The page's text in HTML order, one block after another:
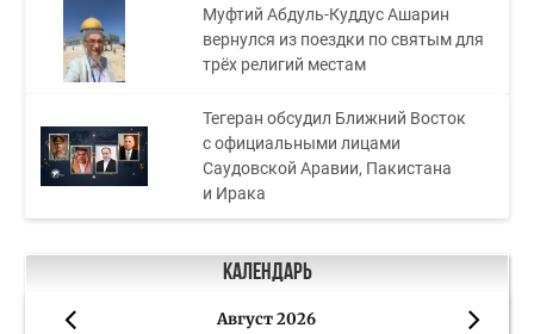
Муфтий Абдуль-Куддус Ашарин
вернулся из поездки по святым для
трёх религий местам
Тегеран обсудил Ближний Восток
с официальными лицами
Саудовской Аравии, Пакистана
и Ирака
Календарь
Август 2026